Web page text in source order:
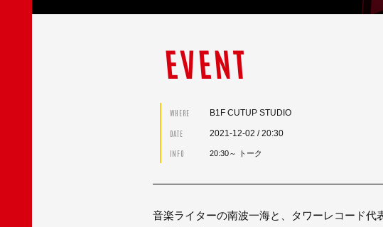
EVENT
WHERE B1F CUTUP STUDIO
DATE 2021-12-02 / 20:30
INFO 20:30～ トーク
音楽ライターの南波一海と、タワーレコード